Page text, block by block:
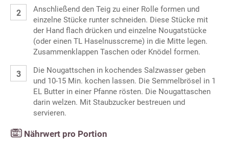
Anschließend den Teig zu einer Rolle formen und
einzelne Stücke runter schneiden. Diese Stücke mit
der Hand flach drücken und einzelne Nougatstücke
(oder einen TL Haselnusscreme) in die Mitte legen.
Zusammenklappen Taschen oder Knödel formen.
Die Nougattschen in kochendes Salzwasser geben
und 10-15 Min. kochen lassen. Die Semmelbrösel in 1
EL Butter in einer Pfanne rösten. Die Nougattaschen
darin welzen. Mit Staubzucker bestreuen und
servieren.
Nährwert pro Portion